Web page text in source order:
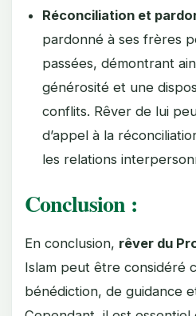
Réconciliation et
pardonné à ses frères
passées, démontrant
générosité et une
conflits. Rêver de lui
d’appel à la
les relations
Conclusion :
En conclusion, rêver du
Islam peut être considéré
bénédiction, de guidance